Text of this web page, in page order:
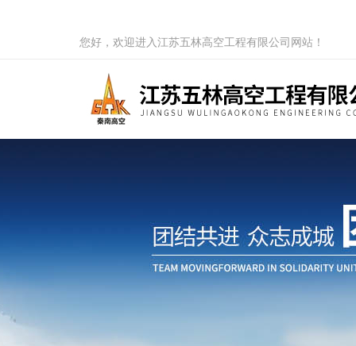
您好，欢迎进入江苏五林高空工程有限公司网站！